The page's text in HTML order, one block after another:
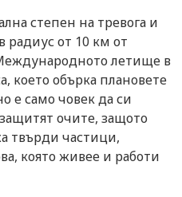
степен на тревога и
радиус от 10 км от
летище в
което обърка плановете
е само човек да си
очите, защото
твърди частици,
която живее и работи